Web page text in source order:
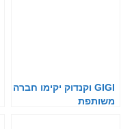
GIGI וקנדוק יקימו חברה
משותפת